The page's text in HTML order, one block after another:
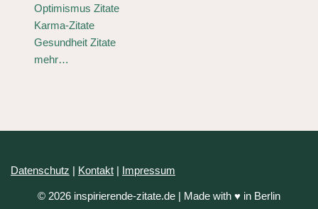
Optimismus Zitate
Karma-Zitate
Gesundheit Zitate
mehr…
Datenschutz | Kontakt | Impressum
© 2026 inspirierende-zitate.de | Made with ♥ in Berlin